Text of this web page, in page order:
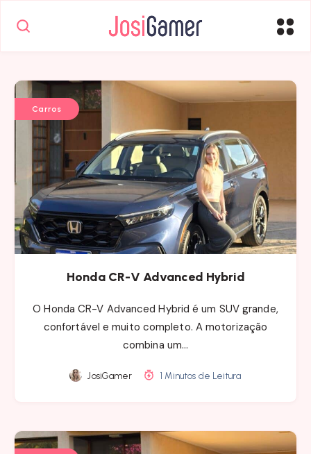
Carros
Honda CR-V Advanced Hybrid
O Honda CR-V Advanced Hybrid é um SUV grande,
confortável e muito completo. A motorização
combina um…
JosiGamer 1 Minutos de Leitura